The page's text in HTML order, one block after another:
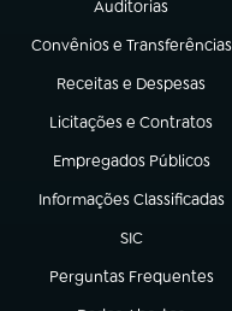
Auditorias
(abre em nova aba)
Convênios e Transferências
(abre em nova aba)
Receitas e Despesas
(abre em nova aba)
Licitações e Contratos
(abre em nova aba)
Empregados Públicos
(abre em nova aba)
Informações Classificadas
(abre em nova aba)
SIC
(abre em nova
Perguntas Frequentes
(abre em nova aba)